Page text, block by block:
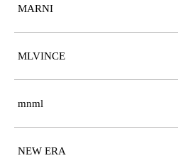
MARNI
MLVINCE
mnml
NEW ERA